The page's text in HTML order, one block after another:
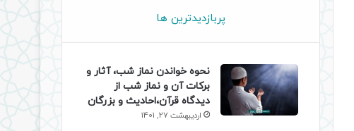
پربازدیدترین ها
نحوه خواندن نماز شب، آثار و
برکات آن و نماز شب از
دیدگاه قرآن،احادیث و بزرگان
اردیبهشت 27, 1401